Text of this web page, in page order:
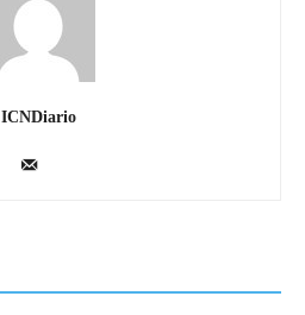
ICNDiario